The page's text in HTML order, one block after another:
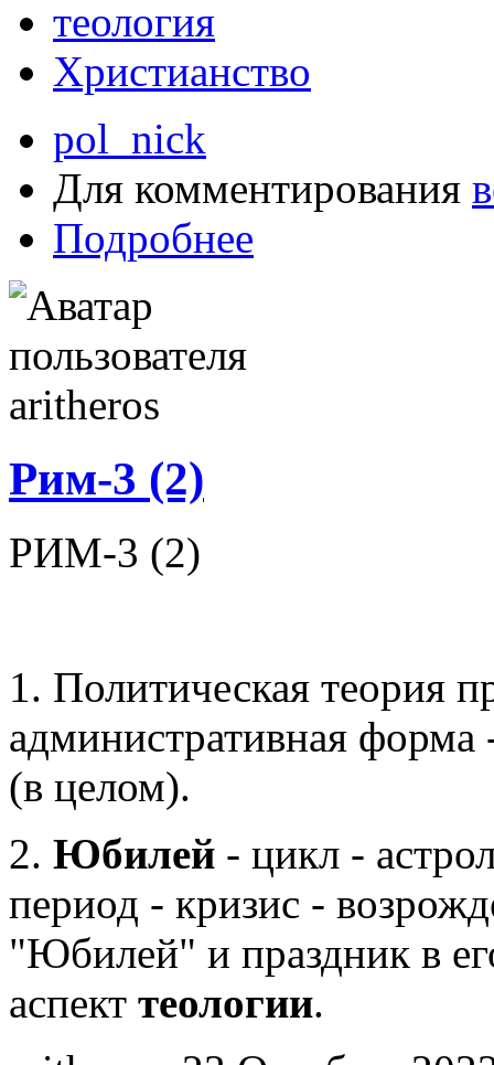
теология
Христианство
pol_nick
Для комментирования
Подробнее
Рим-3 (2)
РИМ-3 (2)
1. Политическая теория
административная
(в целом).
2. Юбилей - цикл -
период - кризис -
"Юбилей" и праздник в
аспект теологии.